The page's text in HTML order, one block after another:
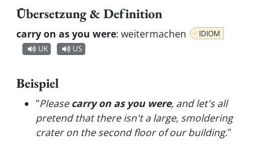
Übersetzung & Definition
carry on as you were: weitermachen
IDIOM
UK
US
Beispiel
"Pleasecarry on as you were, and let's all
pretend that there isn't a large, smoldering
crater on the second floor of our building."